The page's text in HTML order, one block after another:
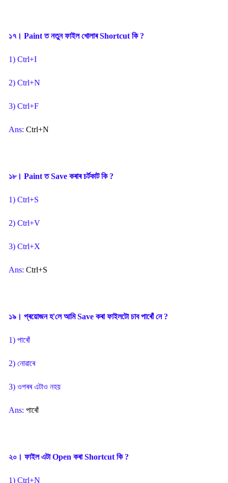
১৭। Paint ত নতুন ফাইল খোলাৰ Shortcut কি ?
1) Ctrl+I
2) Ctrl+N
3) Ctrl+F
Ans: Ctrl+N
১৮। Paint ত Save কৰাৰ চৰ্টকাট কি ?
1) Ctrl+S
2) Ctrl+V
3) Ctrl+X
Ans: Ctrl+S
১৯। প্ৰয়োজন হ'লে আমি Save কৰা ফাইলটো চাব পাৰোঁ নে ?
1) পাৰোঁ
2) নোৱাৰে
3) ওপৰৰ এটাও নহয়
Ans: পাৰোঁ
২০। ফাইল এটা Open কৰা Shortcut কি ?
1) Ctrl+N